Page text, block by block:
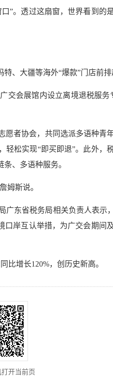
”。透过这扇窗，世界看到的
特、大疆等海外“爆款”门店前
交会展馆内设立离境退税服
者协会，共同选派多语种青
松实现“即买即退”。此外，
、多语种服务。
姆斯说。
广东省税务局相关负责人表
岸互认举措，为广交会期间
比增长120%，创历史新高。
开当前页